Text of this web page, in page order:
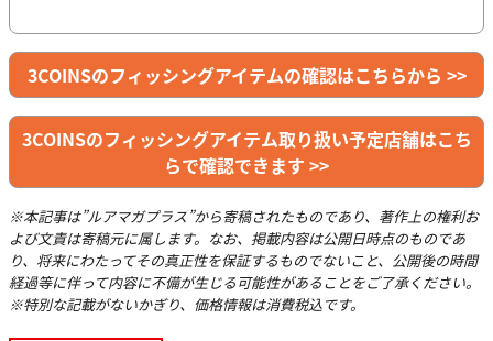
3COINSのフィッシングアイテムの確認はこちらから >>
3COINSのフィッシングアイテム取り扱い予定店舗はこち
らで確認できます >>
※本記事は”ルアマガプラス”から寄稿されたものであり、著作上の権利お
よび文責は寄稿元に属します。なお、掲載内容は公開日時点のものであ
り、将来にわたってその真正性を保証するものでないこと、公開後の時間
経過等に伴って内容に不備が生じる可能性があることをご了承ください。
※特別な記載がないかぎり、価格情報は消費税込です。